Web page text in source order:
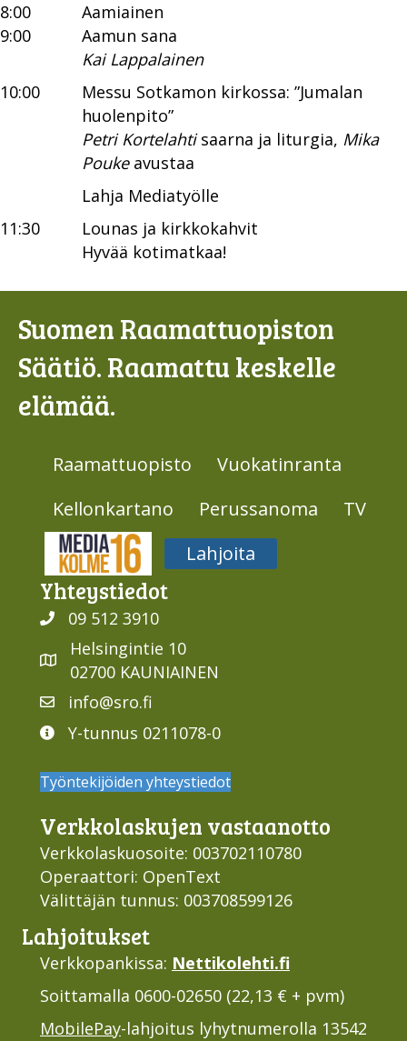
8:00
Aamiainen
9:00
Aamun sana
Kai Lappalainen
10:00
Messu Sotkamon kirkossa: ”Jumalan
huolenpito”
Petri Kortelahtisaarna ja liturgia, Mika
Poukeavustaa
Lahja Mediatyölle
11:30
Lounas ja kirkkokahvit
Hyvää kotimatkaa!
Suomen Raamattuopiston
Säätiö. Raamattu keskelle
elämää.
Raamattuopisto
Vuokatinranta
Kellonkartano
Perussanoma
TV
Media316
Lahjoita
Yhteys­tiedot
09 512 3910
Helsingintie 10
02700 KAUNIAINEN
info@sro.fi
Y-tunnus 0211078-0
Työntekijöiden yhteystiedot
Verkko­laskujen vastaan­otto
Verkkolaskuosoite: 003702110780
Operaattori: OpenText
Välittäjän tunnus: 003708599126
Lahjoi­tukset
Verkkopankissa: Nettikolehti.fi
Soittamalla 0600-02650 (22,13 € + pvm)
MobilePay-lahjoitus lyhytnumerolla 13542